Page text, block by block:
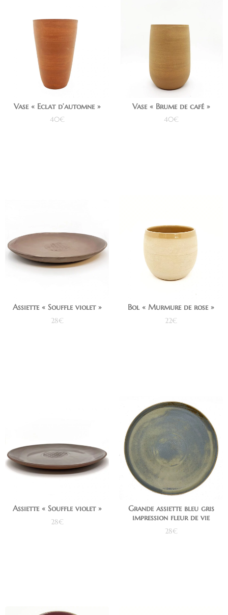
Vase « Eclat d’automne »
40€
Vase « Brume de café »
40€
Assiette « Souffle violet »
28€
Bol « Murmure de rose »
22€
Assiette « Souffle violet »
28€
Grande assiette bleu gris
impression fleur de vie
28€